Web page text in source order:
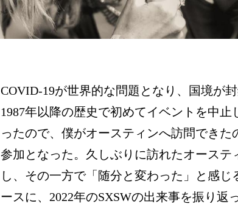
COVID-19が世界的な問題となり、国境が
1987年以降の歴史で初めてイベントを中
ったので、僕がオースティンへ訪問でき
参加となった。久しぶりに訪れたオーステ
し、その一方で「随分と変わった」と感
ースに、2022年のSXSWの出来事を振り返